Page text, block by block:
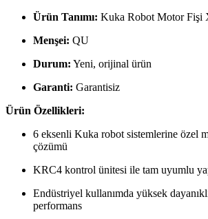
Ürün Tanımı: Kuka Robot Motor Fişi
Menşei: QU
Durum: Yeni, orijinal ürün
Garanti: Garantisiz
Ürün Özellikleri:
6 eksenli Kuka robot sistemlerine özel
çözümü
KRC4 kontrol ünitesi ile tam uyumlu
Endüstriyel kullanımda yüksek
performans